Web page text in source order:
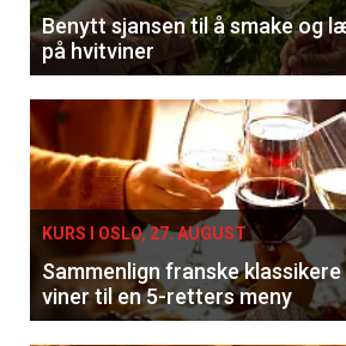
Benytt sjansen til å smake og
på hvitviner
KURS I OSLO, 27. AUGUST
Sammenlign franske
viner til en 5-retters meny